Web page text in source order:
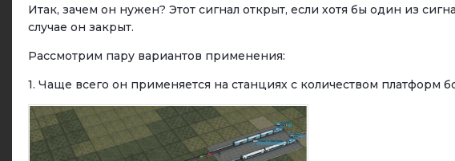
Итак, зачем он нужен? Этот сигнал открыт, если хотя бы один из
случае он закрыт.
Рассмотрим пару вариантов применения:
1. Чаще всего он применяется на станциях с количеством платформ